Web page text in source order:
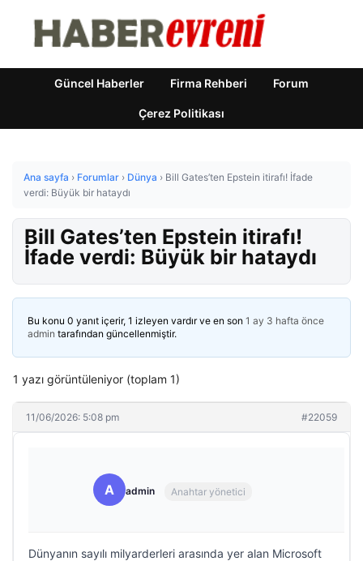
Güncel Haberler Firma Rehberi Forum
Çerez Politikası
Ana sayfa › Forumlar › Dünya › Bill Gates’ten Epstein itirafı! İfade
verdi: Büyük bir hataydı
Bill Gates’ten Epstein itirafı!
İfade verdi: Büyük bir hataydı
Bu konu 0 yanıt içerir, 1 izleyen vardır ve en son 1 ay 3 hafta önce
admin tarafından güncellenmiştir.
1 yazı görüntüleniyor (toplam 1)
11/06/2026: 5:08 pm #22059
A admin Anahtar yönetici
Dünyanın sayılı milyarderleri arasında yer alan Microsoft